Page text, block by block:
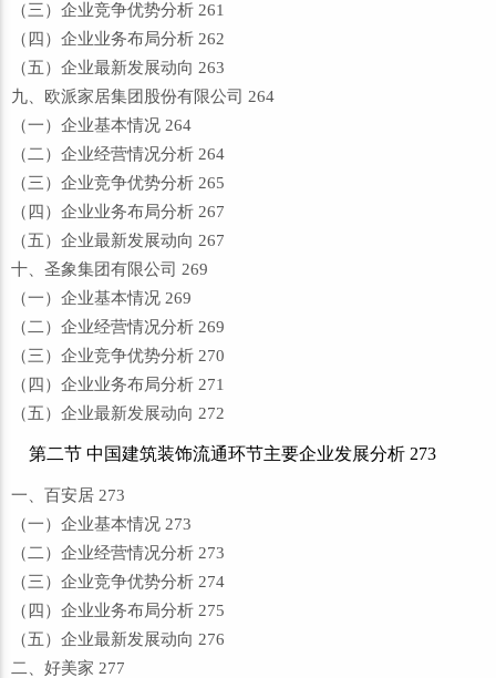
（三）企业竞争优势分析 261
（四）企业业务布局分析 262
（五）企业最新发展动向 263
九、欧派家居集团股份有限公司 264
（一）企业基本情况 264
（二）企业经营情况分析 264
（三）企业竞争优势分析 265
（四）企业业务布局分析 267
（五）企业最新发展动向 267
十、圣象集团有限公司 269
（一）企业基本情况 269
（二）企业经营情况分析 269
（三）企业竞争优势分析 270
（四）企业业务布局分析 271
（五）企业最新发展动向 272
第二节 中国建筑装饰流通环节主要企业发展分析 273
一、百安居 273
（一）企业基本情况 273
（二）企业经营情况分析 273
（三）企业竞争优势分析 274
（四）企业业务布局分析 275
（五）企业最新发展动向 276
二、好美家 277